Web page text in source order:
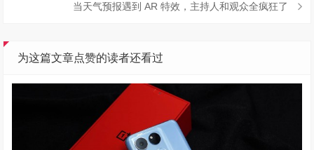
当天气预报遇到 AR 特效，主持人和观众全疯狂了
为这篇文章点赞的读者还看过